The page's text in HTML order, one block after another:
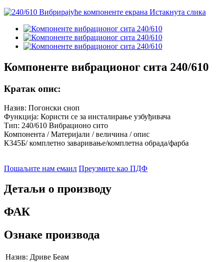
Компоненте вибрационог сита 240/610
Кратак опис:
Назив: Погонски сноп
Функција: Користи се за инсталирање узбуђивача
Тип: 240/610 Вибрационо сито
Компонента / Материјали / величина / опис
К345Б/ комплетно заваривање/комплетна обрада/фарба
Пошаљите нам емаил Преузмите као ПДФ
Детаљи о производу
ФАК
Ознаке производа
Назив: Дриве Беам